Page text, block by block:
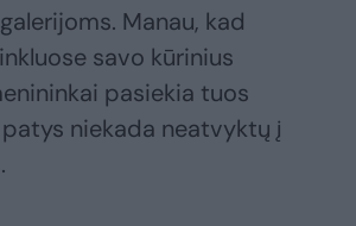
Manau, kad
savo kūrinius
pasiekia tuos
niekada neatvyktų į